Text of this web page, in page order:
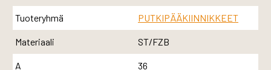
Tuoteryhmä PUTKIPÄÄKIINNIKKEET
Materiaali ST/FZB
A 36